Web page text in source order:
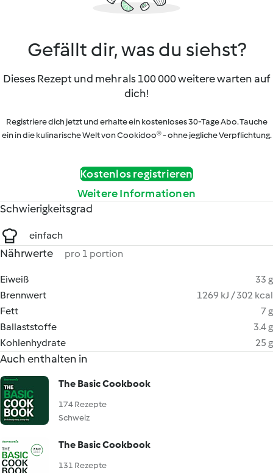
Gefällt dir, was du siehst?
Dieses Rezept und mehr als 100 000 weitere warten auf
dich!
Registriere dich jetzt und erhalte ein kostenloses 30-Tage Abo. Tauche
ein in die kulinarische Welt von Cookidoo® - ohne jegliche Verpflichtung.
Kostenlos registrieren
Weitere Informationen
Schwierigkeitsgrad
einfach
Nährwerte pro 1 portion
Eiweiß
33 g
Brennwert
1269 kJ / 302 kcal
Fett
7 g
Ballaststoffe
3.4 g
Kohlenhydrate
25 g
Auch enthalten in
The Basic Cookbook
174 Rezepte
Schweiz
The Basic Cookbook
131 Rezepte